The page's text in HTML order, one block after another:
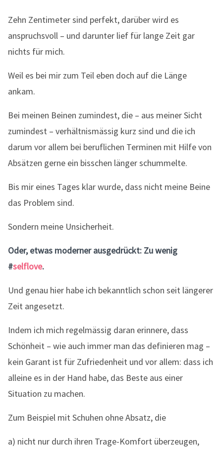
Zehn Zentimeter sind perfekt, darüber wird es
anspruchsvoll – und darunter lief für lange Zeit gar
nichts für mich.
Weil es bei mir zum Teil eben doch auf die Länge
ankam.
Bei meinen Beinen zumindest, die – aus meiner Sicht
zumindest – verhältnismässig kurz sind und die ich
darum vor allem bei beruflichen Terminen mit Hilfe von
Absätzen gerne ein bisschen länger schummelte.
Bis mir eines Tages klar wurde, dass nicht meine Beine
das Problem sind.
Sondern meine Unsicherheit.
Oder, etwas moderner ausgedrückt: Zu wenig
#selflove.
Und genau hier habe ich bekanntlich schon seit längerer
Zeit angesetzt.
Indem ich mich regelmässig daran erinnere, dass
Schönheit – wie auch immer man das definieren mag –
kein Garant ist für Zufriedenheit und vor allem: dass ich
alleine es in der Hand habe, das Beste aus einer
Situation zu machen.
Zum Beispiel mit Schuhen ohne Absatz, die
a) nicht nur durch ihren Trage-Komfort überzeugen,